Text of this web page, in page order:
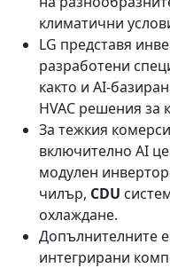
климатични
LG представя
разработени
както и AI-
HVAC решения за
За тежкия
включително AI
модулен
чилър, CDU
охлаждане.
Допълнителните
интегрирани